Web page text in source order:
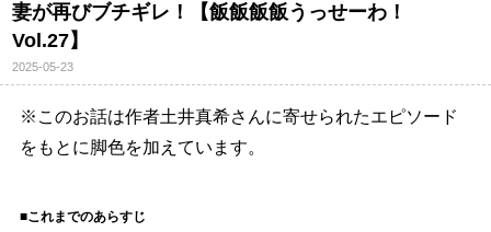
妻が再びブチギレ！【飯飯飯飯うっせーわ！
Vol.27】
2025-05-23
※このお話は作者土井真希さんに寄せられたエピソード
をもとに脚色を加えています。
■これまでのあらすじ